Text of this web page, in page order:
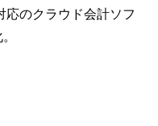
応のクラウド会計ソフ